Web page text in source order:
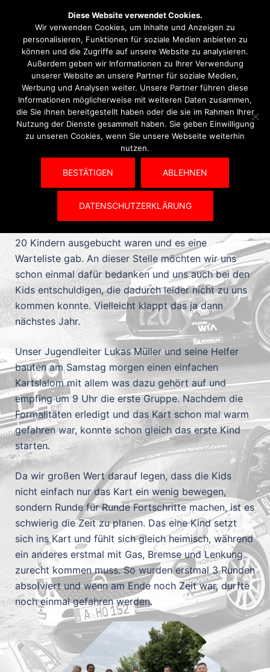
Kategorie:Jugend/Kart
28. JULI 2021 JUGEND/KART
Ferienspiele in Holzheim
Ferienspiele beim AMSC Pohlheim statt. Die
20 Kindern ausgebucht waren und es eine
Warteliste gab. An dieser Stelle möchten wir uns
schon einmal dafür bedanken und uns auch bei den
Kids entschuldigen, die dadurch leider nicht zu uns
kommen konnte. Vielleicht klappt das ja dann
nächstes Jahr.
Unser Jugendleiter Lukas Müller und seine Helfer
bauten am Samstag morgen einen einfachen
Kartslalom mit allem was dazu gehört auf und
empfing um 9 Uhr die erste Gruppe. Nachdem die
Formalitäten erledigt und das Kart schon mal warm
gefahren war, konnte schon gleich das erste Kind
starten.
Da wir großen Wert darauf legen, dass die Kids
nicht einfach nur das Kart ein wenig bewegen,
sondern Runde für Runde Fortschritte machen, ist es
schwierig die Zeit zu planen. Das eine Kind setzt
sich ins Kart und fühlt sich gleich heimisch, während
ein anderes erstmal mit Gas, Bremse und Lenkung
zurecht kommen muss. So wurden erstmal 3 Runden
absolviert und wenn am Ende noch Zeit war, durfte
noch einmal gefahren werden.
Diese Website verwendet Cookies.
Wir verwenden Cookies, um Inhalte und Anzeigen zu
personalisieren, Funktionen für soziale Medien anbieten zu
können und die Zugriffe auf unsere Website zu analysieren.
Außerdem geben wir Informationen zu Ihrer Verwendung
unserer Website an unsere Partner für soziale Medien,
Werbung und Analysen weiter. Unsere Partner führen diese
Informationen möglicherweise mit weiteren Daten zusammen,
die Sie ihnen bereitgestellt haben oder die sie im Rahmen Ihrer
Nutzung der Dienste gesammelt haben. Sie geben Einwilligung
zu unseren Cookies, wenn Sie unsere Webseite weiterhin
nutzen.
BESTÄTIGEN ABLEHNEN
DATENSCHUTZERKLÄRUNG